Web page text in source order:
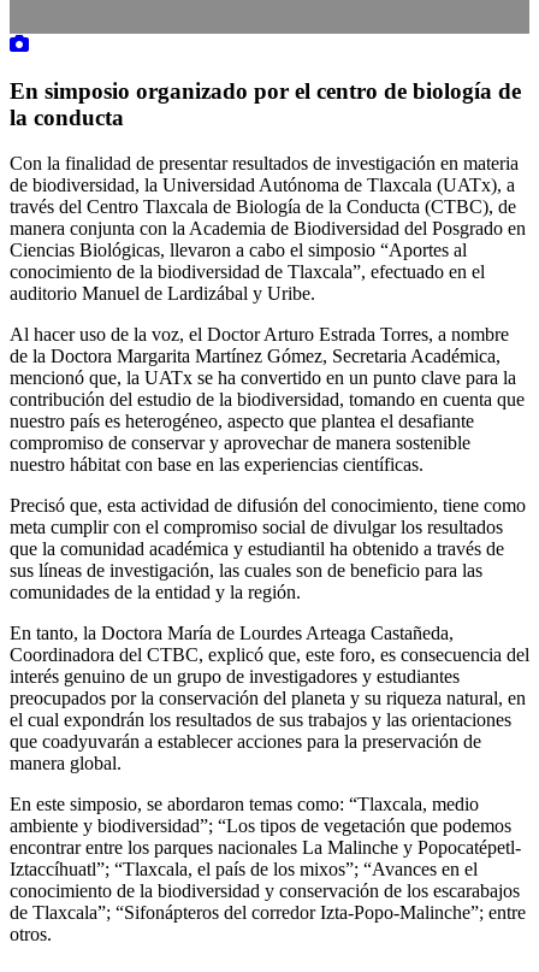
En simposio organizado por el centro de biología de
la conducta
Con la finalidad de presentar resultados de investigación en materia
de biodiversidad, la Universidad Autónoma de Tlaxcala (UATx), a
través del Centro Tlaxcala de Biología de la Conducta (CTBC), de
manera conjunta con la Academia de Biodiversidad del Posgrado en
Ciencias Biológicas, llevaron a cabo el simposio “Aportes al
conocimiento de la biodiversidad de Tlaxcala”, efectuado en el
auditorio Manuel de Lardizábal y Uribe.
Al hacer uso de la voz, el Doctor Arturo Estrada Torres, a nombre
de la Doctora Margarita Martínez Gómez, Secretaria Académica,
mencionó que, la UATx se ha convertido en un punto clave para la
contribución del estudio de la biodiversidad, tomando en cuenta que
nuestro país es heterogéneo, aspecto que plantea el desafiante
compromiso de conservar y aprovechar de manera sostenible
nuestro hábitat con base en las experiencias científicas.
Precisó que, esta actividad de difusión del conocimiento, tiene como
meta cumplir con el compromiso social de divulgar los resultados
que la comunidad académica y estudiantil ha obtenido a través de
sus líneas de investigación, las cuales son de beneficio para las
comunidades de la entidad y la región.
En tanto, la Doctora María de Lourdes Arteaga Castañeda,
Coordinadora del CTBC, explicó que, este foro, es consecuencia del
interés genuino de un grupo de investigadores y estudiantes
preocupados por la conservación del planeta y su riqueza natural, en
el cual expondrán los resultados de sus trabajos y las orientaciones
que coadyuvarán a establecer acciones para la preservación de
manera global.
En este simposio, se abordaron temas como: “Tlaxcala, medio
ambiente y biodiversidad”; “Los tipos de vegetación que podemos
encontrar entre los parques nacionales La Malinche y Popocatépetl-
Iztaccíhuatl”; “Tlaxcala, el país de los mixos”; “Avances en el
conocimiento de la biodiversidad y conservación de los escarabajos
de Tlaxcala”; “Sifonápteros del corredor Izta-Popo-Malinche”; entre
otros.